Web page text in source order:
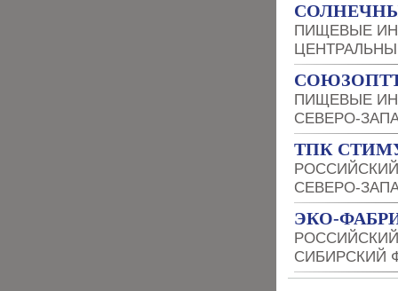
ПИЩЕВЫЕ
ПИЩЕВЫЕ
СЕВЕРО-
ТПК
СЕВЕРО-
ЭКО-
СИБИРСКИЙ